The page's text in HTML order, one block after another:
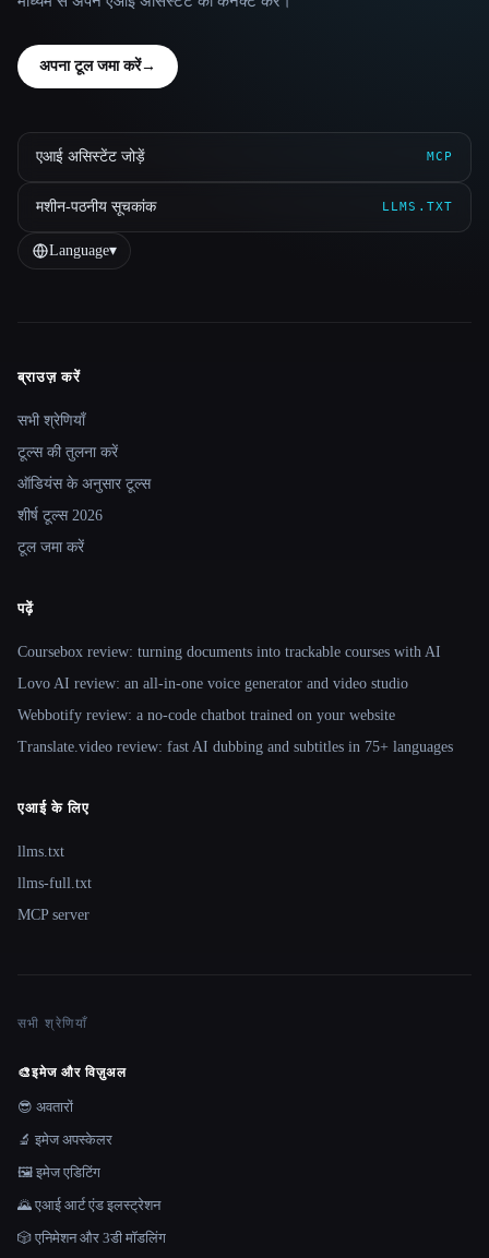
अपना टूल जमा करें→
एआई असिस्टेंट जोड़ें MCP
मशीन-पठनीय सूचकांक LLMS.TXT
Language▾
Site navigation
ब्राउज़ करें
सभी श्रेणियाँ
टूल्स की तुलना करें
ऑडियंस के अनुसार टूल्स
शीर्ष टूल्स 2026
टूल जमा करें
पढ़ें
Coursebox review: turning documents into trackable courses with AI
Lovo AI review: an all-in-one voice generator and video studio
Webbotify review: a no-code chatbot trained on your website
Translate.video review: fast AI dubbing and subtitles in 75+ languages
एआई के लिए
llms.txt
llms-full.txt
MCP server
सभी श्रेणियाँ
🎨इमेज और विज़ुअल
😎 अवतारों
🔬 इमेज अपस्केलर
🖼️ इमेज एडिटिंग
🌄 एआई आर्ट एंड इलस्ट्रेशन
🎲 एनिमेशन और 3डी मॉडलिंग